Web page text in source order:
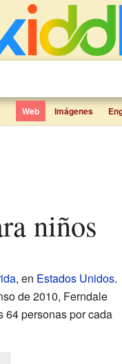
Web Imágenes
niños
, en Estados Unidos.
de 2010, Ferndale
64 personas por cada